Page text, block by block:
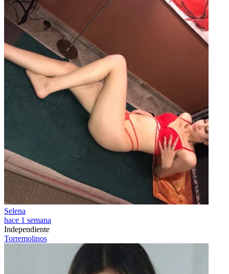
Selena
hace 1 semana
Independiente
Torremolinos